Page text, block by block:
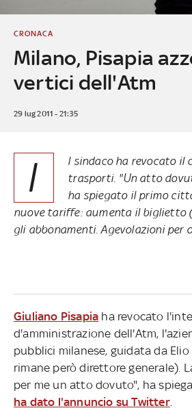
Milano, Pisapia
vertici dell'Atm
CRONACA
29 lug 2011 - 21:35
I
l sindaco ha revocato il
trasporti. "Un atto
ha spiegato il primo
nuove tariffe: aumenta il biglietto
gli abbonamenti. Agevolazioni per
Giuliano Pisapia ha revocato
d'amministrazione dell'Atm,
pubblici milanese, guidata da
rimane però direttore generale).
per me un atto dovuto", ha
ha dato l'annuncio su Twitter.